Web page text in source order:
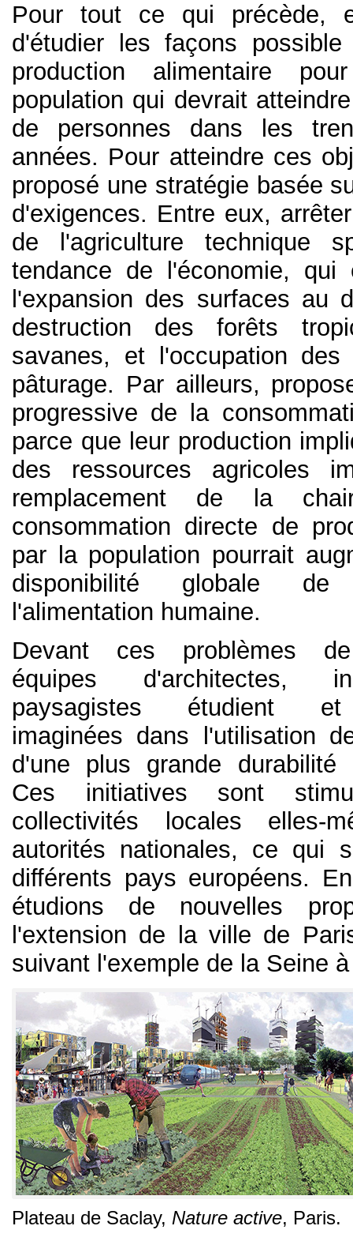
Pour tout ce qui précède,
d'étudier les façons
production alimentaire
population qui devrait
de personnes dans les
années. Pour atteindre ces
proposé une stratégie basée
d'exigences. Entre eux,
de l'agriculture technique
tendance de l'économie,
l'expansion des surfaces au
destruction des forêts
savanes, et l'occupation
pâturage. Par ailleurs,
progressive de la
parce que leur production
des ressources agricoles
remplacement de la
consommation directe de
par la population pourrait
disponibilité globale
l'alimentation humaine.
Devant ces problèmes de
équipes d'architectes,
paysagistes étudient et
imaginées dans l'utilisation
d'une plus grande durabilité
Ces initiatives sont
collectivités locales elles-
autorités nationales, ce qui
différents pays européens.
étudions de nouvelles
l'extension de la ville de
suivant l'exemple de la Seine
Plateau de Saclay, Nature active, Paris.